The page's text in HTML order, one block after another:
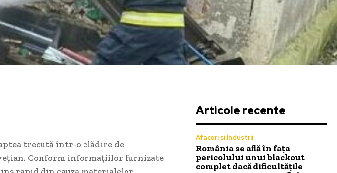
trecută într-o clădire de
Conform informațiilor furnizate
Articole recente
Afaceri si Industrii
România se află în fața
pericolului unui blackout
complet dacă dificultățile